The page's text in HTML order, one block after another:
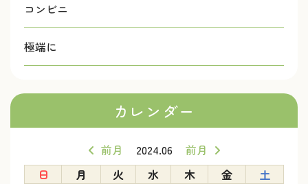
コンビニ
極端に
カレンダー
前月 2024.06
前月
日
月 火 水 木 金
土